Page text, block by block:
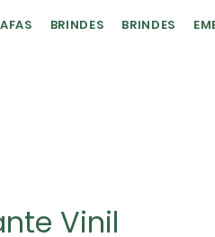
BRINDES BRINDES
Vinil